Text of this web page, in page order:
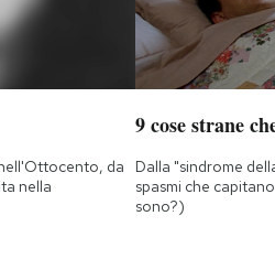
da
nella
9 cose strane
Dalla "sindrome
spasmi che
sono?)